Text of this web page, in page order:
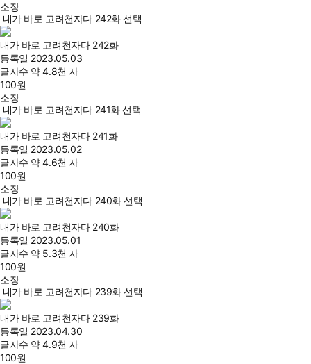
소장
내가 바로 고려천자다 242화 선택
내가 바로 고려천자다 242화
등록일 2023.05.03
글자수 약 4.8천 자
100원
소장
내가 바로 고려천자다 241화 선택
내가 바로 고려천자다 241화
등록일 2023.05.02
글자수 약 4.6천 자
100원
소장
내가 바로 고려천자다 240화 선택
내가 바로 고려천자다 240화
등록일 2023.05.01
글자수 약 5.3천 자
100원
소장
내가 바로 고려천자다 239화 선택
내가 바로 고려천자다 239화
등록일 2023.04.30
글자수 약 4.9천 자
100원